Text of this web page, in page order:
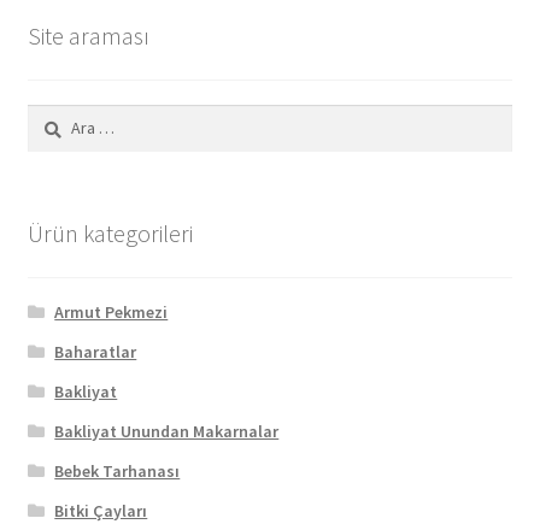
Site araması
Arama:
Ürün kategorileri
Armut Pekmezi
Baharatlar
Bakliyat
Bakliyat Unundan Makarnalar
Bebek Tarhanası
Bitki Çayları